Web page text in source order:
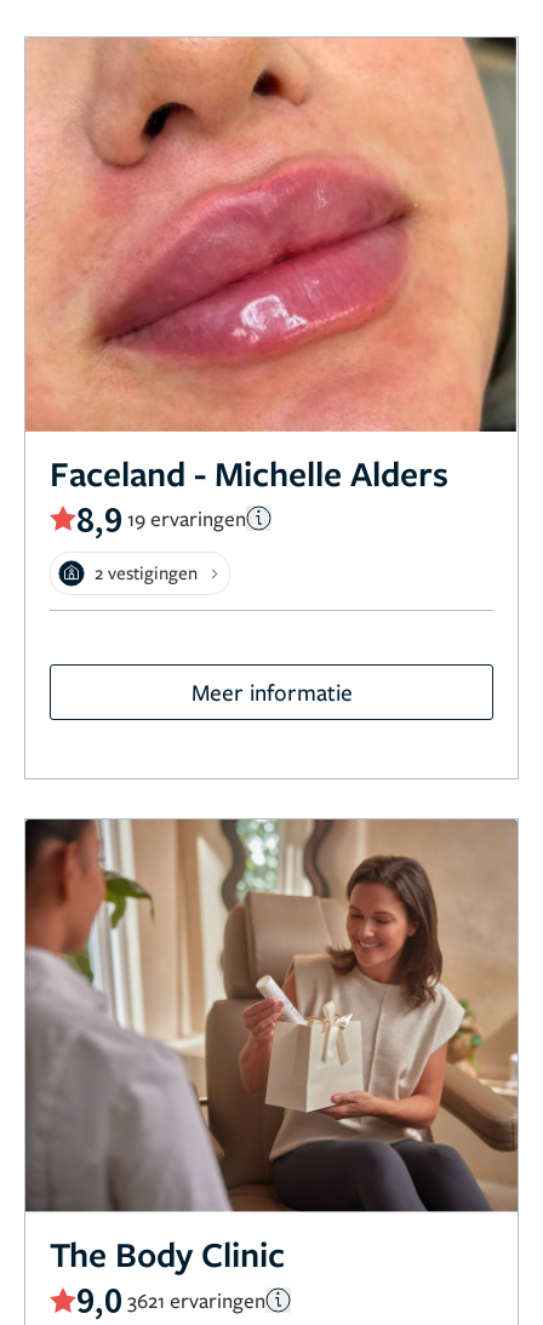
Faceland - Michelle Alders
8,9 19 ervaringen
2 vestigingen
Meer informatie
The Body Clinic
9,0 3621 ervaringen